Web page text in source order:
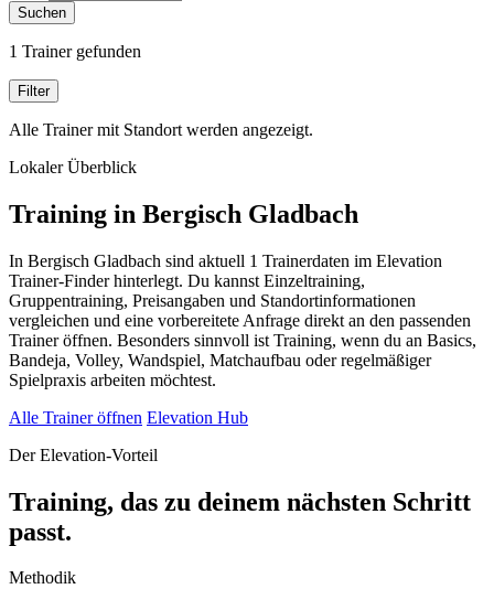
Suchen
1 Trainer gefunden
Filter
Alle Trainer mit Standort werden angezeigt.
Lokaler Überblick
Training in Bergisch Gladbach
In Bergisch Gladbach sind aktuell 1 Trainerdaten im Elevation
Trainer-Finder hinterlegt. Du kannst Einzeltraining,
Gruppentraining, Preisangaben und Standortinformationen
vergleichen und eine vorbereitete Anfrage direkt an den passenden
Trainer öffnen. Besonders sinnvoll ist Training, wenn du an Basics,
Bandeja, Volley, Wandspiel, Matchaufbau oder regelmäßiger
Spielpraxis arbeiten möchtest.
Alle Trainer öffnen Elevation Hub
Der Elevation-Vorteil
Training, das zu deinem nächsten Schritt
passt.
Methodik